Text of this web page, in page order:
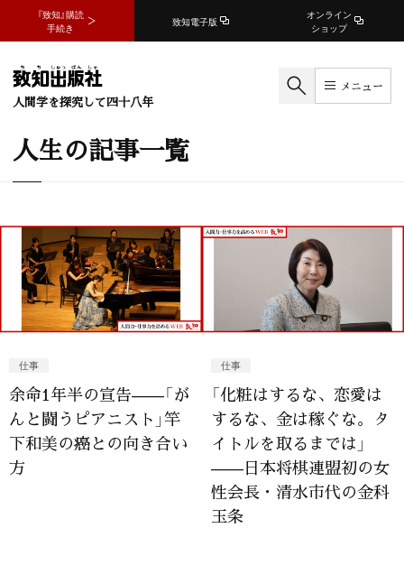
『致知』購読
手続き
致知電子版
オンライン
ショップ
人間学を探究して四十八年
メニュー
人生の記事一覧
仕事
余命1年半の宣告——「が
んと闘うピアニスト」竿
下和美の癌との向き合い
方
仕事
「化粧はするな、恋愛は
するな、金は稼ぐな。タ
イトルを取るまでは」
——日本将棋連盟初の女
性会長・清水市代の金科
玉条